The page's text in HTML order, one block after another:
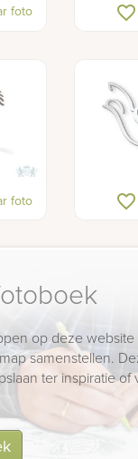
foto favorite_border
foto favorite_border
op deze
samenstellen.
ter inspiratie of